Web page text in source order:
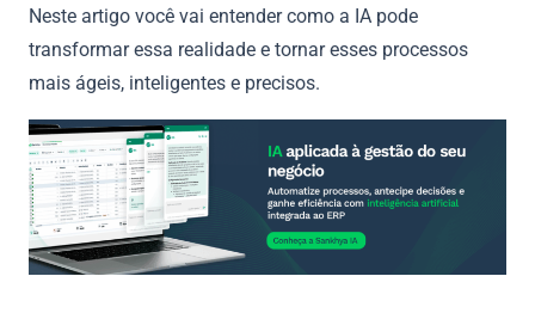
Neste artigo você vai entender como a IA pode
transformar essa realidade e tornar esses processos
mais ágeis, inteligentes e precisos.